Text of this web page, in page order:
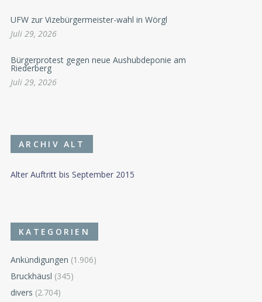
UFW zur Vizebürgermeister-wahl in Wörgl
Juli 29, 2026
Bürgerprotest gegen neue Aushubdeponie am
Riederberg
Juli 29, 2026
ARCHIV ALT
Alter Auftritt bis September 2015
KATEGORIEN
Ankündigungen (1.906)
Bruckhäusl (345)
divers (2.704)